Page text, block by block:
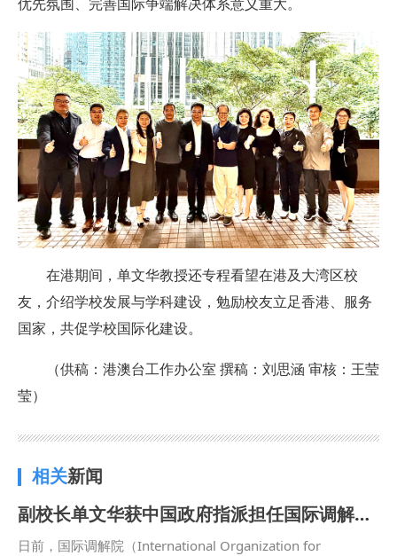
优先氛围、完善国际争端解决体系意义重大。
在港期间，单文华教授还专程看望在港及大湾区校
友，介绍学校发展与学科建设，勉励校友立足香港、服务
国家，共促学校国际化建设。
（供稿：港澳台工作办公室 撰稿：刘思涵 审核：王莹
莹）
相关新闻
副校长单文华获中国政府指派担任国际调解院一般调解员
日前，国际调解院（International Organization for